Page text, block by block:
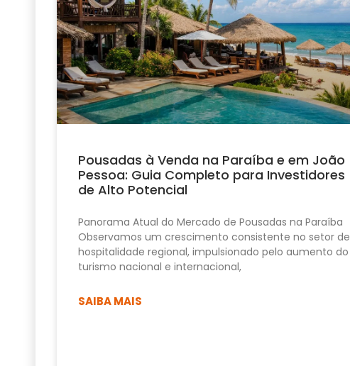
Pousadas à Venda na Paraíba e em João
Pessoa: Guia Completo para Investidores
de Alto Potencial
Panorama Atual do Mercado de Pousadas na Paraíba
Observamos um crescimento consistente no setor de
hospitalidade regional, impulsionado pelo aumento do
turismo nacional e internacional,
SAIBA MAIS